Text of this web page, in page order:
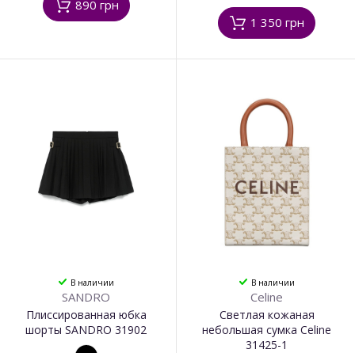
890 грн
1 350 грн
В наличии
SANDRO
Плиссированная юбка
шорты SANDRO 31902
В наличии
Celine
Светлая кожаная
небольшая сумка Celine
31425-1